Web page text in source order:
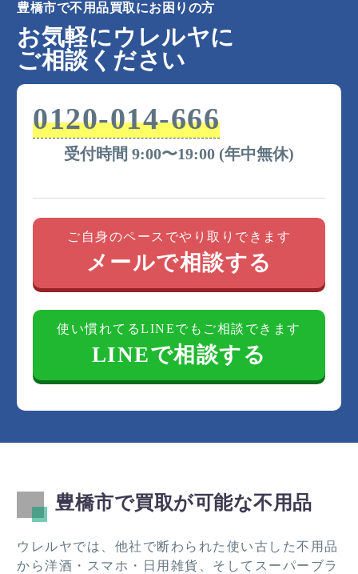
豊橋市で不用品買取にお困りの方
お気軽にウレルヤに
ご相談ください
0120-014-666
受付時間 9:00〜19:00 (年中無休)
ご自身のペースでやり取りできます
メールで相談する
使い慣れてるLINEでもご相談できます
LINEで相談する
豊橋市で買取が可能な不用品
ウレルヤでは、他社で断わられた使い古した不用品
から洋酒・スマホ・日用雑貨、そしてスーパーブラ